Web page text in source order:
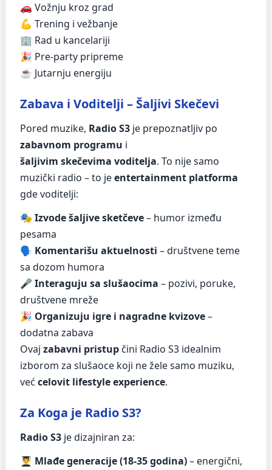
🚗 Vožnju kroz grad
💪 Trening i vežbanje
🏢 Rad u kancelariji
🎉 Pre-party pripreme
☕ Jutarnju energiju
Zabava i Voditelji – Šaljivi Skečevi
Pored muzike, Radio S3 je prepoznatljiv po
zabavnom programu i
šaljivim skečevima voditelja. To nije samo
muzički radio – to jeentertainment platforma
gde voditelji:
🎭 Izvode šaljive sketčeve– humor između
pesama
🗣️ Komentarišu aktuelnosti – društvene teme
sa dozom humora
🎤 Interaguju sa slušaocima – pozivi, poruke,
društvene mreže
🎉 Organizuju igre i nagradne kvizove–
dodatna zabava
Ovaj zabavni pristup čini Radio S3 idealnim
izborom za slušaoce koji ne žele samo muziku,
već celovit lifestyle experience.
Za Koga je Radio S3?
Radio S3 je dizajniran za:
👨‍🎓 Mlađe generacije (18-35 godina)– energični,